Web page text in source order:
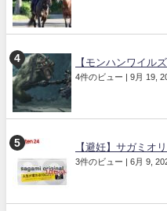
【モンハンワイル
4件のビュー | 9月 19,
【避妊】サガミオ
3件のビュー | 6月 9,